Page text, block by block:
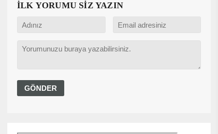
İLK YORUMU SİZ YAZIN